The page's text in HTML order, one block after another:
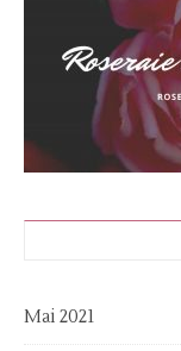
Mai 2021